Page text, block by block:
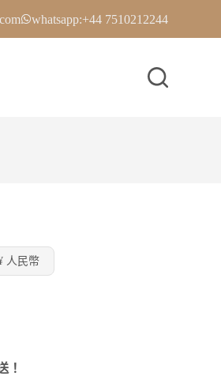
whatsapp:+44 7510212244
人民幣
！